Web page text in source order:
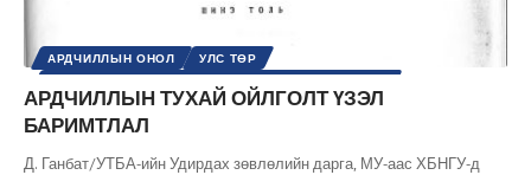
АРДЧИЛЛЫН ОНОЛ
УЛС ТӨР
ШИНЭ ТОЛЬ СЭТГҮҮЛ
АРДЧИЛЛЫН ТУХАЙ ОЙЛГОЛТ ҮЗЭЛ
БАРИМТЛАЛ
Д. Ганбат/УТБА-ийн Удирдах зөвлөлийн дарга, МУ-аас ХБНГУ-д